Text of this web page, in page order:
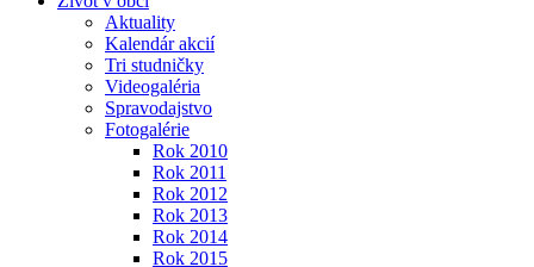
Aktuality
Kalendár akcií
Tri studničky
Videogaléria
Spravodajstvo
Fotogalérie
Rok 2010
Rok 2011
Rok 2012
Rok 2013
Rok 2014
Rok 2015